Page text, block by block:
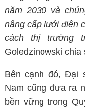
năm 2030 và
nâng cấp lưới điện
cách thị trường
Goledzinowski chia
Bên cạnh đó, Đại
Nam cũng đưa ra
bền vững trong